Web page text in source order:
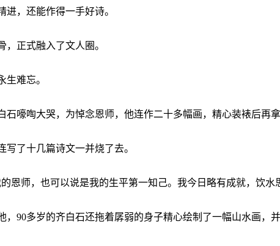
，还能作得一手好诗。
，正式融入了文人圈。
生难忘。
石嚎啕大哭，为悼念恩师，他连作二十多幅画，精心装裱后再拿
了十几篇诗文一并烧了去。
恩师，也可以说是我的生平第一知己。我今日略有成就，饮水
，90多岁的齐白石还拖着孱弱的身子精心绘制了一幅山水画